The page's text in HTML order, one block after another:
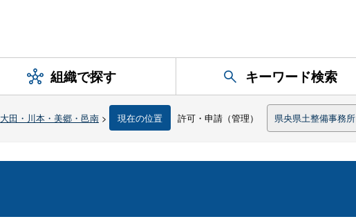
組織で探す キーワード検索
大田・川本・美郷・邑南 > 現在の位置 許可・申請（管理） 県央県土整備事務所